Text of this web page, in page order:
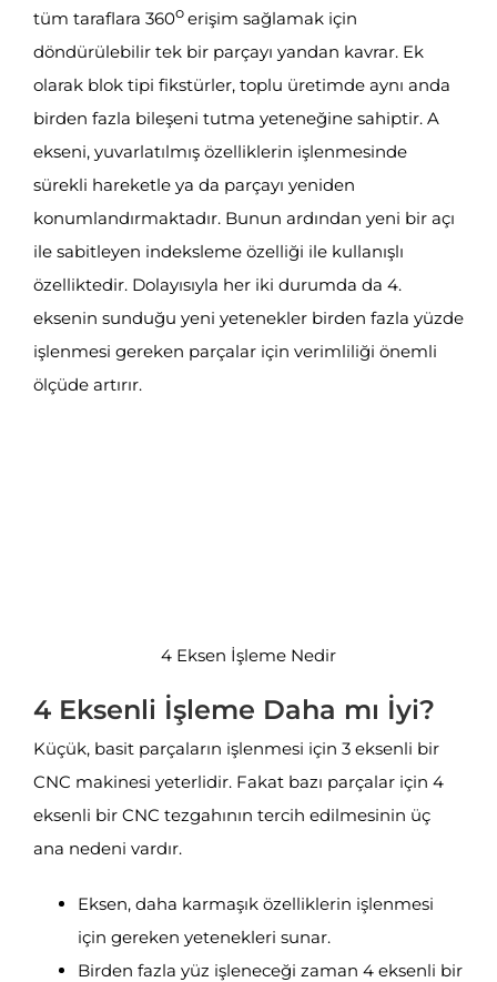
tüm taraflara 360o erişim sağlamak için
döndürülebilir tek bir parçayı yandan kavrar. Ek
olarak blok tipi fikstürler, toplu üretimde aynı anda
birden fazla bileşeni tutma yeteneğine sahiptir. A
ekseni, yuvarlatılmış özelliklerin işlenmesinde
sürekli hareketle ya da parçayı yeniden
konumlandırmaktadır. Bunun ardından yeni bir açı
ile sabitleyen indeksleme özelliği ile kullanışlı
özelliktedir. Dolayısıyla her iki durumda da 4.
eksenin sunduğu yeni yetenekler birden fazla yüzde
işlenmesi gereken parçalar için verimliliği önemli
ölçüde artırır.
4 Eksen İşleme Nedir
4 Eksenli İşleme Daha mı İyi?
Küçük, basit parçaların işlenmesi için 3 eksenli bir
CNC makinesi yeterlidir. Fakat bazı parçalar için 4
eksenli bir CNC tezgahının tercih edilmesinin üç
ana nedeni vardır.
Eksen, daha karmaşık özelliklerin işlenmesi
için gereken yetenekleri sunar.
Birden fazla yüz işleneceği zaman 4 eksenli bir